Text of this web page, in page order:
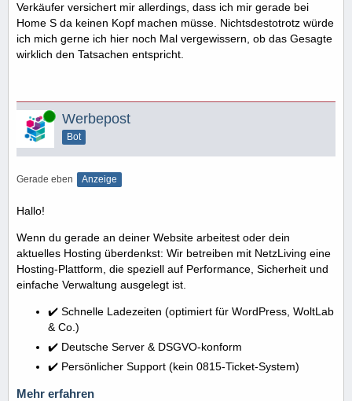
Verkäufer versichert mir allerdings, dass ich mir gerade bei
Home S da keinen Kopf machen müsse. Nichtsdestotrotz würde
ich mich gerne ich hier noch Mal vergewissern, ob das Gesagte
wirklich den Tatsachen entspricht.
Online Werbepost
Bot
Gerade eben Anzeige
Hallo!
Wenn du gerade an deiner Website arbeitest oder dein
aktuelles Hosting überdenkst: Wir betreiben mit NetzLiving eine
Hosting-Plattform, die speziell auf Performance, Sicherheit und
einfache Verwaltung ausgelegt ist.
✔️ Schnelle Ladezeiten (optimiert für WordPress, WoltLab
& Co.)
✔️ Deutsche Server & DSGVO-konform
✔️ Persönlicher Support (kein 0815-Ticket-System)
Mehr erfahren